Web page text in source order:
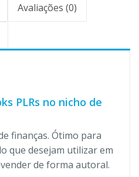
Avaliações (0)
PLRs no nicho de
finanças. Ótimo para
que desejam utilizar em
de forma autoral.